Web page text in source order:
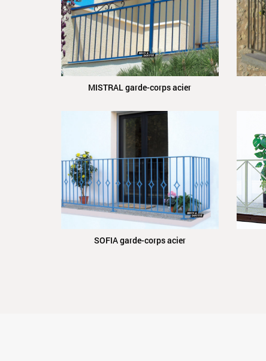
MISTRAL garde-corps acier
SOFIA garde-corps acier